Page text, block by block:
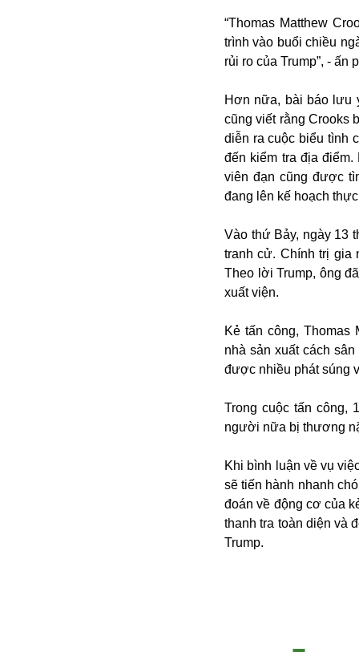
“Thomas Matthew
trình vào buổi chiều
rủi ro của Trump”, - ấn
Hơn nữa, bài báo lưu
cũng viết rằng Crooks
diễn ra cuộc biểu tình
đến kiểm tra địa
viên đạn cũng được
đang lên kế hoạch
Vào thứ Bảy, ngày 13
tranh cử. Chính trị
Theo lời Trump, ông
xuất viện.
Kẻ tấn công, Thomas
nhà sản xuất cách
được nhiều phát súng
Trong cuộc tấn công,
người nữa bị thương
Khi bình luận về vụ
sẽ tiến hành nhanh
đoán về động cơ của
thanh tra toàn diện và
Trump.